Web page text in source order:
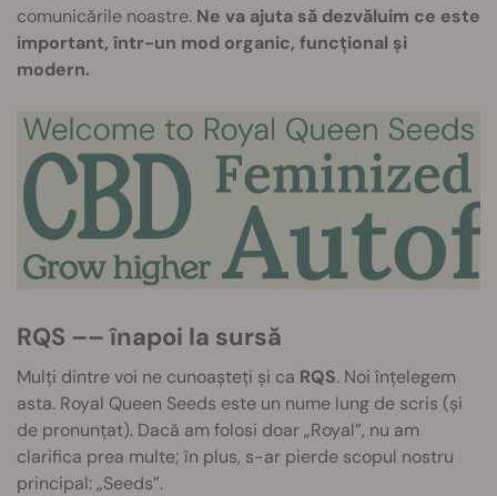
comunicările noastre. Ne va ajuta să dezvăluim ce este
important, într-un mod organic, funcțional și
modern.
RQS –– înapoi la sursă
Mulți dintre voi ne cunoașteți și ca RQS. Noi înțelegem
asta. Royal Queen Seeds este un nume lung de scris (și
de pronunțat). Dacă am folosi doar „Royal”, nu am
clarifica prea multe; în plus, s-ar pierde scopul nostru
principal: „Seeds”.